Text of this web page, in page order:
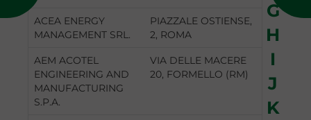
ACEA ENERGY
MANAGEMENT SRL.
PIAZZALE OSTIENSE,
2, ROMA
AEM ACOTEL
ENGINEERING AND
MANUFACTURING
S.P.A.
VIA DELLE MACERE
20, FORMELLO (RM)
G
H
I
J
K